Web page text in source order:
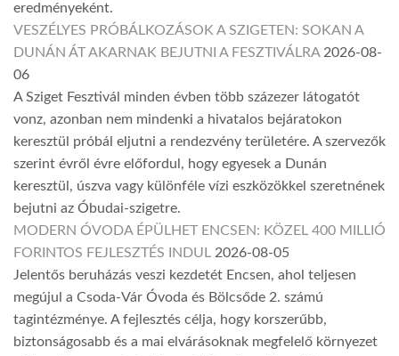
eredményeként.
VESZÉLYES PRÓBÁLKOZÁSOK A SZIGETEN: SOKAN A
DUNÁN ÁT AKARNAK BEJUTNI A FESZTIVÁLRA 2026-08-
06
A Sziget Fesztivál minden évben több százezer látogatót
vonz, azonban nem mindenki a hivatalos bejáratokon
keresztül próbál eljutni a rendezvény területére. A szervezők
szerint évről évre előfordul, hogy egyesek a Dunán
keresztül, úszva vagy különféle vízi eszközökkel szeretnének
bejutni az Óbudai-szigetre.
MODERN ÓVODA ÉPÜLHET ENCSEN: KÖZEL 400 MILLIÓ
FORINTOS FEJLESZTÉS INDUL 2026-08-05
Jelentős beruházás veszi kezdetét Encsen, ahol teljesen
megújul a Csoda-Vár Óvoda és Bölcsőde 2. számú
tagintézménye. A fejlesztés célja, hogy korszerűbb,
biztonságosabb és a mai elvárásoknak megfelelő környezet